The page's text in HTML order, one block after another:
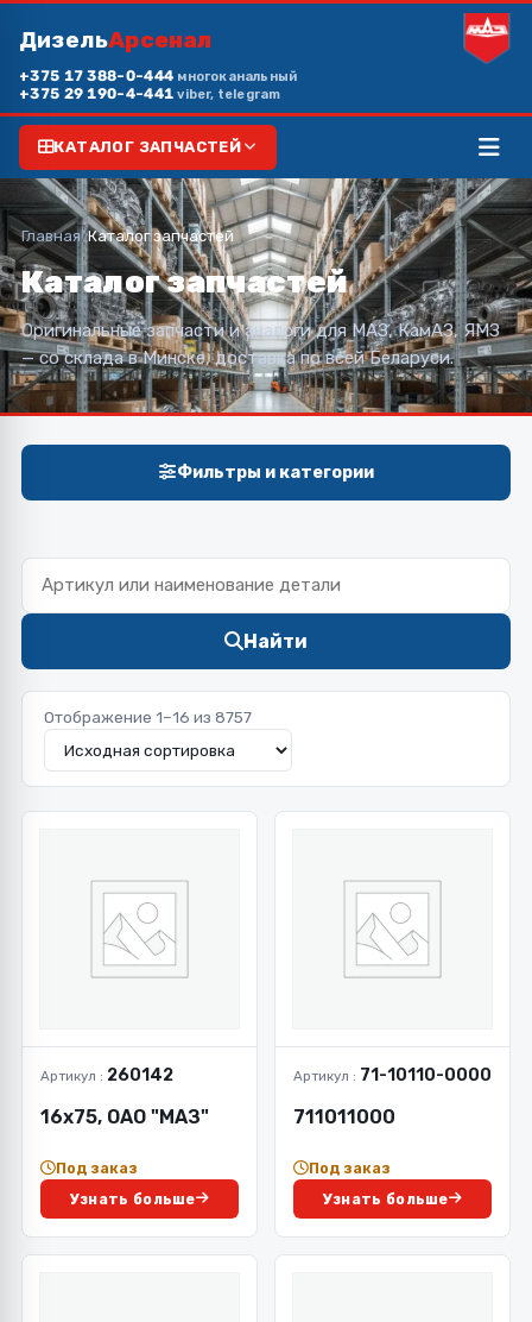
ДизельАрсенал
+375 17 388-0-444 многоканальный
+375 29 190-4-441viber, telegram
КАТАЛОГ ЗАПЧАСТЕЙ
Главная/Каталог запчастей
Каталог запчастей
Оригинальные запчасти и аналоги для МАЗ, КамАЗ, ЯМЗ
— со склада в Минске, доставка по всей Беларуси.
Фильтры и категории
Найти
Отображение 1–16 из 8757
Артикул : 260142
16х75, ОАО "МАЗ"
Под заказ
Узнать больше
Артикул : 71-10110-0000
711011000
Под заказ
Узнать больше